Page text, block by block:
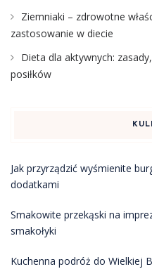
Ziemniaki – zdrowotne
zastosowanie w diecie
Dieta dla aktywnych:
posiłków
Jak przyrządzić wyśmienite
dodatkami
Smakowite przekąski na
smakołyki
Kuchenna podróż do Wielkiej